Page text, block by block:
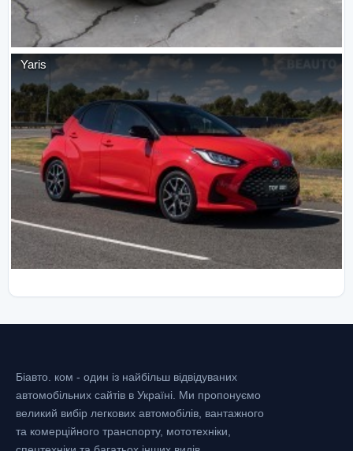
Yaris
Біавто. ком - один із найбільш відвідуваних
автомобільних сайтів в Україні. Ми пропонуємо
великий вибір легкових автомобілів, вантажного
та комерційного транспорту, мототехніки,